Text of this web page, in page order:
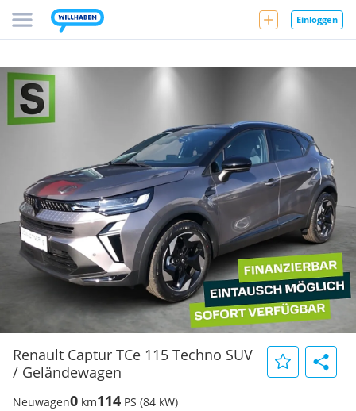
Einloggen
Renault Captur TCe 115 Techno SUV
/ Geländewagen
Neuwagen0 km114 PS (84 kW)